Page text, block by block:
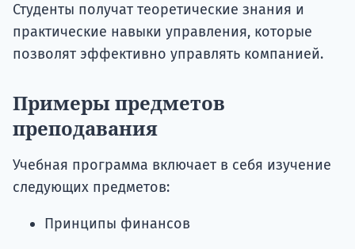
Студенты получат теоретические знания и
практические навыки управления, которые
позволят эффективно управлять компанией.
Примеры предметов
преподавания
Учебная программа включает в себя изучение
следующих предметов:
Принципы финансов